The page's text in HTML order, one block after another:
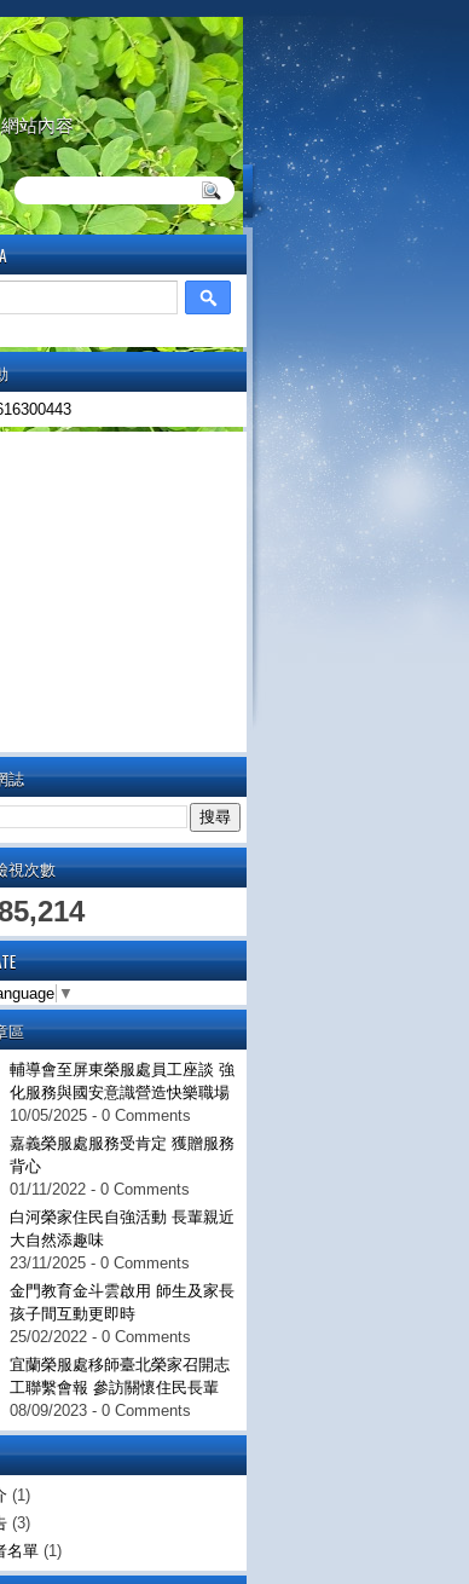
站內容
誌
視次數
▼
區
輔導會至屏東榮服處員工座談 強
化服務與國安意識營造快樂職場
10/05/2025 - 0 Comments
嘉義榮服處服務受肯定 獲贈服務
背心
01/11/2022 - 0 Comments
白河榮家住民自強活動 長輩親近
大自然添趣味
23/11/2025 - 0 Comments
金門教育金斗雲啟用 師生及家長
孩子間互動更即時
25/02/2022 - 0 Comments
宜蘭榮服處移師臺北榮家召開志
工聯繫會報 參訪關懷住民長輩
08/09/2023 - 0 Comments
(1)
(3)
名單 (1)